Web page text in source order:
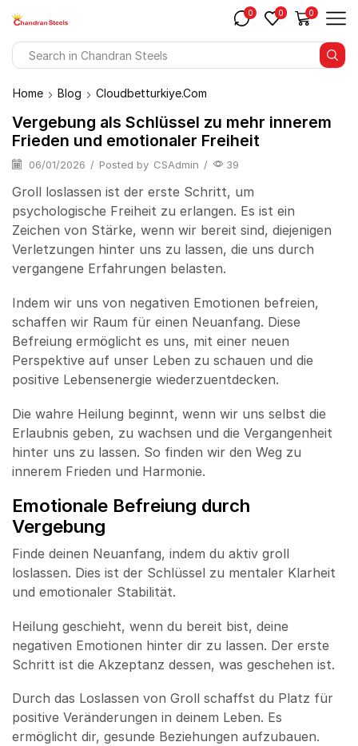
0 0 0
Home
Blog Cloudbetturkiye.com
Vergebung als Schlüssel zu mehr innerem
Frieden und emotionaler Freiheit
06/01/2026 / Posted by CSAdmin / 39
Groll loslassen ist der erste Schritt, um
psychologische Freiheit zu erlangen. Es ist ein
Zeichen von Stärke, wenn wir bereit sind, diejenigen
Verletzungen hinter uns zu lassen, die uns durch
vergangene Erfahrungen belasten.
Indem wir uns von negativen Emotionen befreien,
schaffen wir Raum für einen Neuanfang. Diese
Befreiung ermöglicht es uns, mit einer neuen
Perspektive auf unser Leben zu schauen und die
positive Lebensenergie wiederzuentdecken.
Die wahre Heilung beginnt, wenn wir uns selbst die
Erlaubnis geben, zu wachsen und die Vergangenheit
hinter uns zu lassen. So finden wir den Weg zu
innerem Frieden und Harmonie.
Emotionale Befreiung durch
Vergebung
Finde deinen Neuanfang, indem du aktiv groll
loslassen. Dies ist der Schlüssel zu mentaler Klarheit
und emotionaler Stabilität.
Heilung geschieht, wenn du bereit bist, deine
negativen Emotionen hinter dir zu lassen. Der erste
Schritt ist die Akzeptanz dessen, was geschehen ist.
Durch das Loslassen von Groll schaffst du Platz für
positive Veränderungen in deinem Leben. Es
ermöglicht dir, gesunde Beziehungen aufzubauen.